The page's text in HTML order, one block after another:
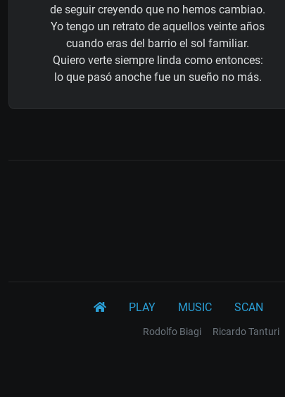
de seguir creyendo que no hemos cambiao.
Yo tengo un retrato de aquellos veinte años
cuando eras del barrio el sol familiar.
Quiero verte siempre linda como entonces:
lo que pasó anoche fue un sueño no más.
PLAY MUSIC SCAN
Rodolfo Biagi Ricardo Tanturi